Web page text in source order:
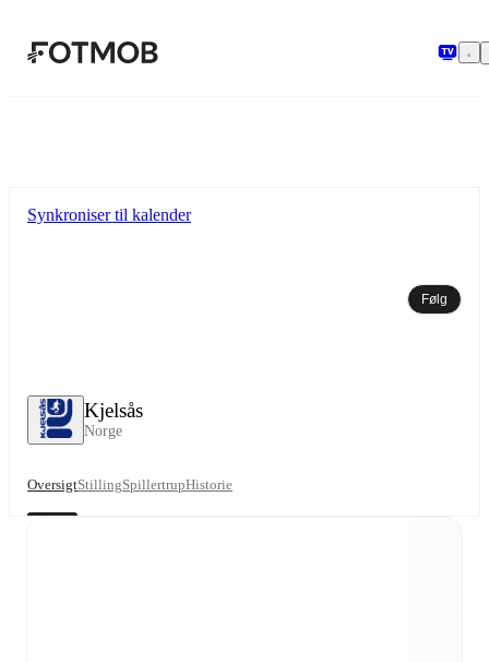
Kjelsås
Norge
Synkroniser til kalender
Følg
OversigtStillingSpillertrupHistorie